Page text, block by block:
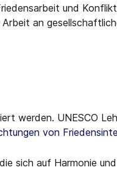
und
an
werden. UNESCO
von
sich auf Harmonie